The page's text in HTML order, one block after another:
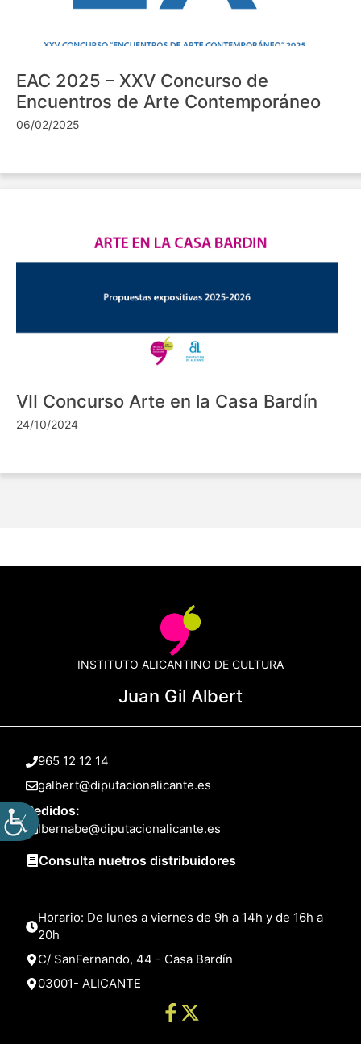
EAC 2025 – XXV Concurso de
Encuentros de Arte Contemporáneo
06/02/2025
VII Concurso Arte en la Casa Bardín
24/10/2024
INSTITUTO ALICANTINO DE CULTURA
Juan Gil Albert
965 12 12 14
galbert@diputacionalicante.es
Pedidos:
lbernabe@diputacionalicante.es
Consulta nuetros distribuidores
Horario: De lunes a viernes de 9h a 14h y de 16h a
20h
C/ SanFernando, 44 - Casa Bardín
03001- ALICANTE